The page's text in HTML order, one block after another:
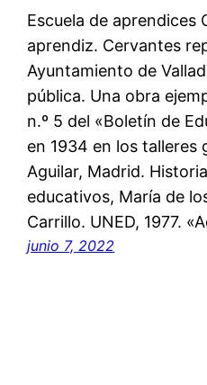
Escuela de aprendices
aprendiz. Cervantes
Ayuntamiento de
pública. Una obra
n.º 5 del «Boletín de
en 1934 en los talleres
Aguilar, Madrid.
educativos, María de
Carrillo. UNED, 1977.
junio 7, 2022